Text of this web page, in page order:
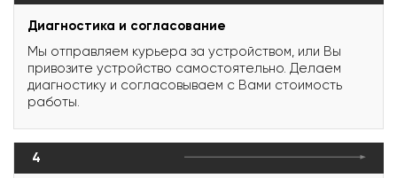
Диагностика и согласование
Мы отправляем курьера за устройством, или Вы
привозите устройство самостоятельно. Делаем
диагностику и согласовываем с Вами стоимость
работы.
4